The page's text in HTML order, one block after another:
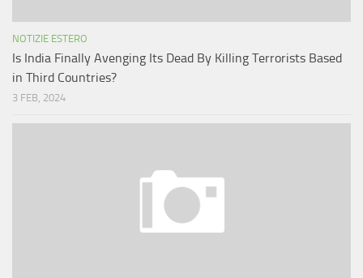
NOTIZIE ESTERO
Is India Finally Avenging Its Dead By Killing Terrorists Based
in Third Countries?
3 FEB, 2024